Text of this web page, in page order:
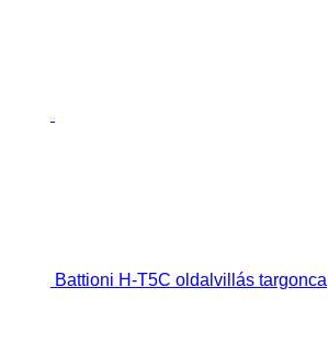
Battioni H-T5C oldalvillás targonca